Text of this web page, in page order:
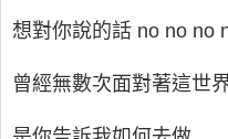
想對你說的話 no no no
曾經無數次面對著這世